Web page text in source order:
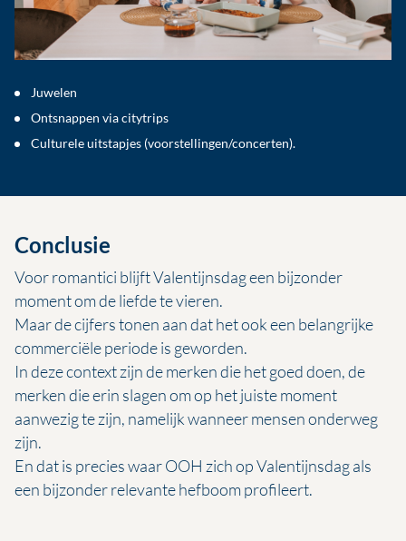
Juwelen
Ontsnappen via citytrips
Culturele uitstapjes (voorstellingen/concerten).
Conclusie
Voor romantici blijft Valentijnsdag een bijzonder
moment om de liefde te vieren.
Maar de cijfers tonen aan dat het ook een belangrijke
commerciële periode is geworden.
In deze context zijn de merken die het goed doen, de
merken die erin slagen om op het juiste moment
aanwezig te zijn, namelijk wanneer mensen onderweg
zijn.
En dat is precies waar OOH zich op Valentijnsdag als
een bijzonder relevante hefboom profileert.